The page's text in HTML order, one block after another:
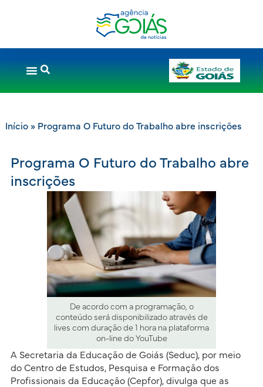
Início» Programa O Futuro do Trabalho abre inscrições
Programa O Futuro do Trabalho abre
inscrições
De acordo com a programação, o
conteúdo será disponibilizado através de
lives com duração de 1 hora na plataforma
on-line do YouTube
A Secretaria da Educação de Goiás (Seduc), por meio
do Centro de Estudos, Pesquisa e Formação dos
Profissionais da Educação (Cepfor), divulga que as